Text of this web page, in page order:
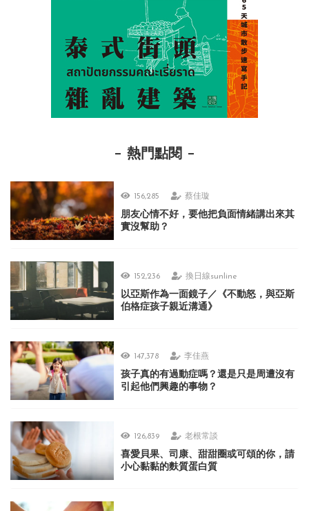
熱門點閱
156,285 蔡佳璇
朋友心情不好，要他把負面情緒講出來其
實沒幫助？
152,236 換日線sunline
以亞斯作為一面鏡子／《不動怒，與亞斯
伯格症孩子親近溝通》
147,378 李佳燕
孩子真的有過動症嗎？還是只是周遭沒有
引起他們興趣的事物？
126,839 老根常談
喜愛貝果、司康、甜甜圈或可頌的你，請
小心黏黏的麩質蛋白質